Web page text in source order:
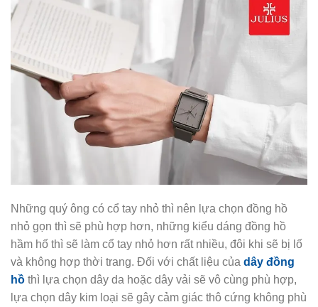
Những quý ông có cổ tay nhỏ thì nên lựa chọn đồng hồ
nhỏ gọn thì sẽ phù hợp hơn, những kiểu dáng đồng hồ
hầm hố thì sẽ làm cổ tay nhỏ hơn rất nhiều, đôi khi sẽ bị lố
và không hợp thời trang. Đối với chất liệu của dây đồng
hồ thì lựa chọn dây da hoặc dây vải sẽ vô cùng phù hợp,
lựa chọn dây kim loại sẽ gây cảm giác thô cứng không phù